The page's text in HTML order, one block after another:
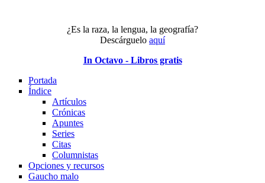
¿Es la raza, la lengua, la geografía?
Descárguelo aquí
In Octavo - Libros gratis
Portada
Índice
Artículos
Crónicas
Apuntes
Series
Citas
Columnistas
Opciones y recursos
Gaucho malo